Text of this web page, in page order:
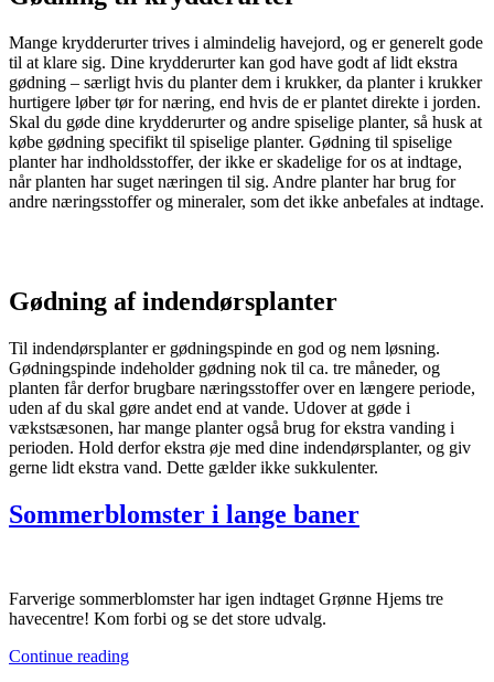
Mange krydderurter trives i almindelig havejord, og er generelt gode
til at klare sig. Dine krydderurter kan god have godt af lidt ekstra
gødning – særligt hvis du planter dem i krukker, da planter i krukker
hurtigere løber tør for næring, end hvis de er plantet direkte i jorden.
Skal du gøde dine krydderurter og andre spiselige planter, så husk at
købe gødning specifikt til spiselige planter. Gødning til spiselige
planter har indholdsstoffer, der ikke er skadelige for os at indtage,
når planten har suget næringen til sig. Andre planter har brug for
andre næringsstoffer og mineraler, som det ikke anbefales at indtage.
Gødning af indendørsplanter
Til indendørsplanter er gødningspinde en god og nem løsning.
Gødningspinde indeholder gødning nok til ca. tre måneder, og
planten får derfor brugbare næringsstoffer over en længere periode,
uden af du skal gøre andet end at vande. Udover at gøde i
vækstsæsonen, har mange planter også brug for ekstra vanding i
perioden. Hold derfor ekstra øje med dine indendørsplanter, og giv
gerne lidt ekstra vand. Dette gælder ikke sukkulenter.
Sommerblomster i lange baner
Farverige sommerblomster har igen indtaget Grønne Hjems tre
havecentre! Kom forbi og se det store udvalg.
Continue reading